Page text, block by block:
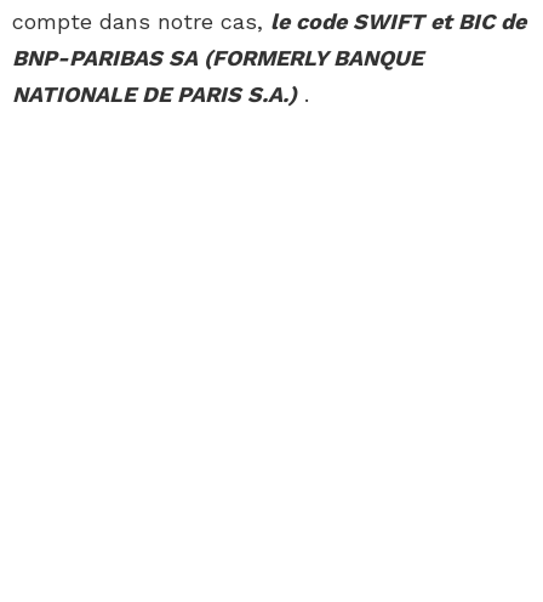
compte dans notre cas, le code SWIFT et BIC de
BNP-PARIBAS SA (FORMERLY BANQUE
NATIONALE DE PARIS S.A.).